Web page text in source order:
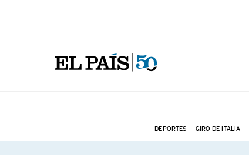
DEPORTES GIRO DE ITALIA